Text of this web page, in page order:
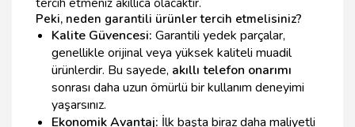
Peki, neden garantili ürünler tercih etmelisiniz?
Kalite Güvencesi: Garantili yedek parçalar,
genellikle orijinal veya yüksek kaliteli muadil
ürünlerdir. Bu sayede, akıllı telefon onarımı
sonrası daha uzun ömürlü bir kullanım deneyimi
yaşarsınız.
Ekonomik Avantaj: İlk başta biraz daha maliyetli